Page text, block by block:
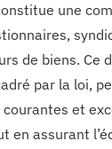
une
de biens. Ce
par la loi,
et
en assurant